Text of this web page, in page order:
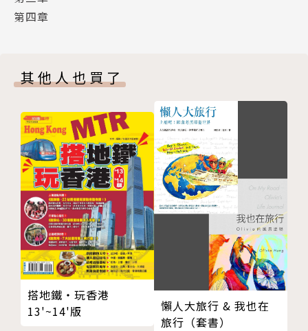
第四章
其他人也買了
搭地鐵‧玩香港
13'~14'版
懶人大旅行 & 我也在
旅行（套書）